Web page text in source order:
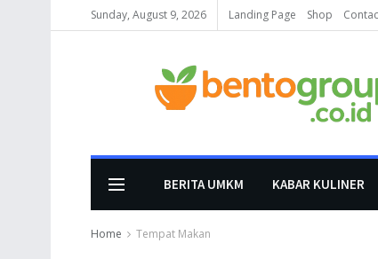
Sunday, August 9, 2026 Landing Page Shop
BERITA UMKM KABAR KULINER
Home Tempat Makan